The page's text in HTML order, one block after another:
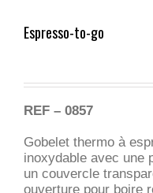
Espresso-to-go
REF – 0857
Gobelet thermo à
inoxydable avec une
un couvercle
ouverture pour boire